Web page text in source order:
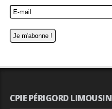
CPIE PÉRIGORD LIMOUSIN